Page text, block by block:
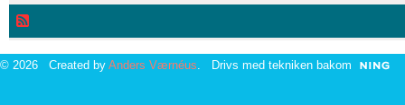
© 2026 Created by Anders Værnéus . Drivs med tekniken bakom